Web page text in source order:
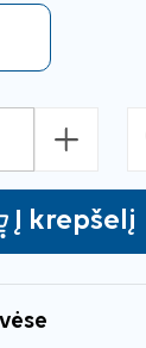
+
Į krepšelį